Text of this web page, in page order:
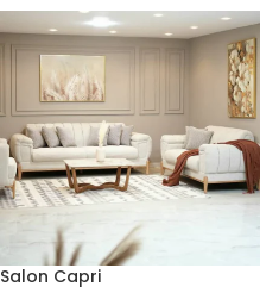
Salon Capri